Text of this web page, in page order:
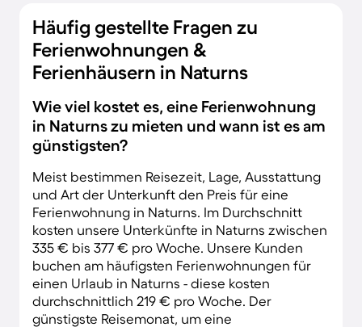
Häufig gestellte Fragen zu
Ferienwohnungen &
Ferienhäusern in Naturns
Wie viel kostet es, eine Ferienwohnung
in Naturns zu mieten und wann ist es am
günstigsten?
Meist bestimmen Reisezeit, Lage, Ausstattung
und Art der Unterkunft den Preis für eine
Ferienwohnung in Naturns. Im Durchschnitt
kosten unsere Unterkünfte in Naturns zwischen
335 € bis 377 € pro Woche. Unsere Kunden
buchen am häufigsten Ferienwohnungen für
einen Urlaub in Naturns - diese kosten
durchschnittlich 219 € pro Woche. Der
günstigste Reisemonat, um eine